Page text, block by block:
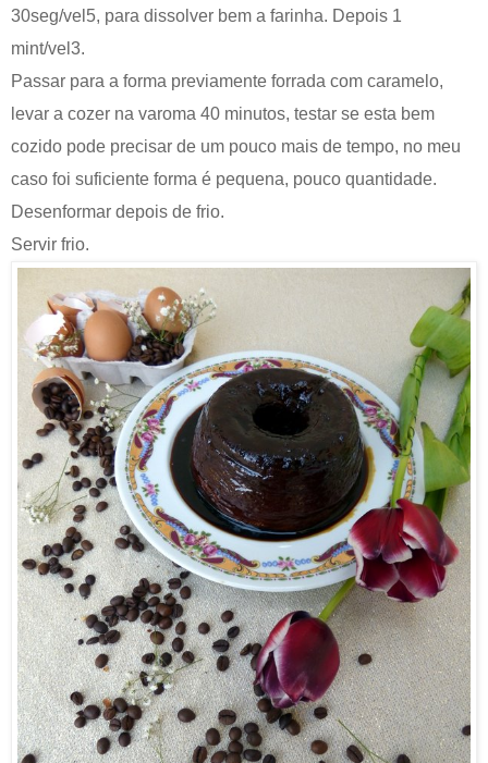
30seg/vel5, para dissolver bem a farinha. Depois 1
mint/vel3.
Passar para a forma previamente forrada com caramelo,
levar a cozer na varoma 40 minutos, testar se esta bem
cozido pode precisar de um pouco mais de tempo, no meu
caso foi suficiente forma é pequena, pouco quantidade.
Desenformar depois de frio.
Servir frio.